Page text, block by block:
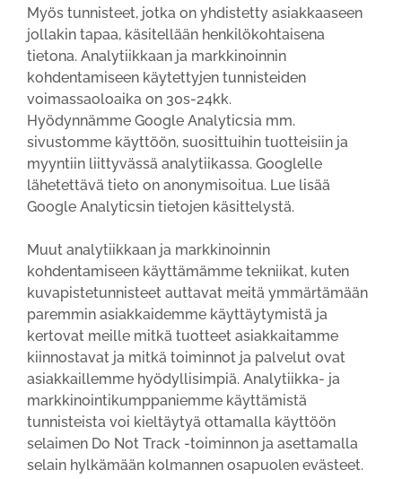
Myös tunnisteet, jotka on yhdistetty asiakkaaseen
jollakin tapaa, käsitellään henkilökohtaisena
tietona. Analytiikkaan ja markkinoinnin
kohdentamiseen käytettyjen tunnisteiden
voimassaoloaika on 30s-24kk.
Hyödynnämme Google Analyticsia mm.
sivustomme käyttöön, suosittuihin tuotteisiin ja
myyntiin liittyvässä analytiikassa. Googlelle
lähetettävä tieto on anonymisoitua. Lue lisää
Google Analyticsin tietojen käsittelystä.
Muut analytiikkaan ja markkinoinnin
kohdentamiseen käyttämämme tekniikat, kuten
kuvapistetunnisteet auttavat meitä ymmärtämään
paremmin asiakkaidemme käyttäytymistä ja
kertovat meille mitkä tuotteet asiakkaitamme
kiinnostavat ja mitkä toiminnot ja palvelut ovat
asiakkaillemme hyödyllisimpiä. Analytiikka- ja
markkinointikumppaniemme käyttämistä
tunnisteista voi kieltäytyä ottamalla käyttöön
selaimen Do Not Track -toiminnon ja asettamalla
selain hylkämään kolmannen osapuolen evästeet.